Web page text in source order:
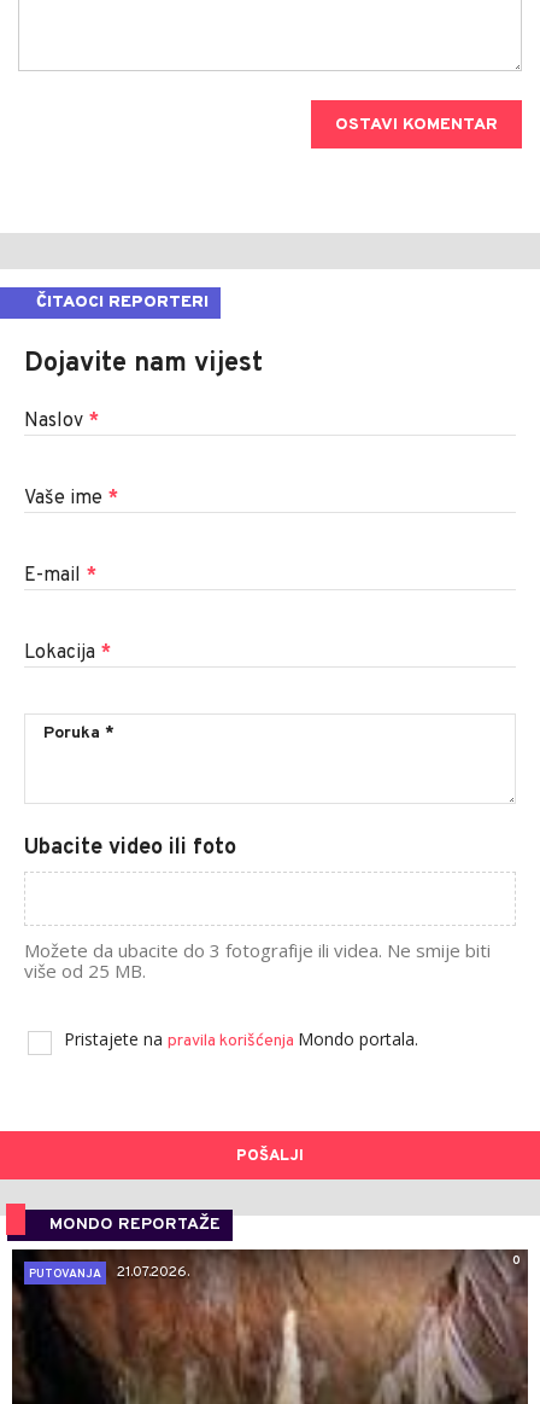
OSTAVI KOMENTAR
ČITAOCI REPORTERI
Dojavite nam vijest
Naslov *
Vaše ime *
E-mail *
Lokacija *
Ubacite video ili foto
Možete da ubacite do 3 fotografije ili videa. Ne smije biti
više od 25 MB.
Pristajete na pravila korišćenja Mondo portala.
POŠALJI
MONDO REPORTAŽE
0
PUTOVANJA
21.07.2026.